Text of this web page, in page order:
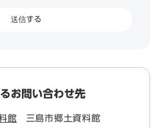
お問い合わせ先
館 三島市郷土資料館